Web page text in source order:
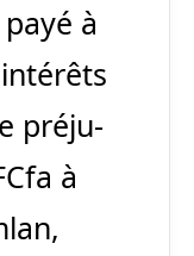
à
préju-
à